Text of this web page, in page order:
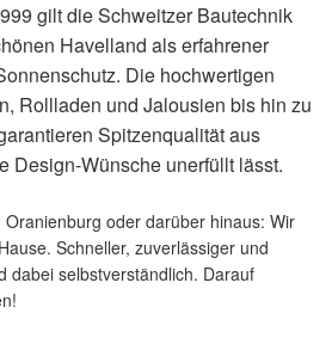
gilt die Schweitzer Bautechnik
Havelland als erfahrener
Die hochwertigen
Rollladen und Jalousien bis hin zu
Spitzenqualität aus
Design-Wünsche unerfüllt lässt.
oder darüber hinaus: Wir
Schneller, zuverlässiger und
dabei selbstverständlich. Darauf